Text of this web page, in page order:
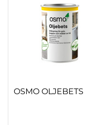
OSMO OLJEBETS